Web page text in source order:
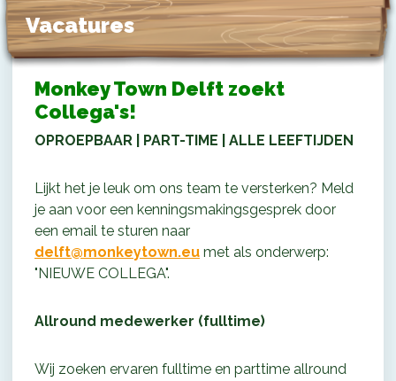
Vacatures
Monkey Town Delft zoekt
Collega's!
OPROEPBAAR | PART-TIME | ALLE LEEFTIJDEN
Lijkt het je leuk om ons team te versterken? Meld
je aan voor een kenningsmakingsgesprek door
een email te sturen naar
delft@monkeytown.eu met als onderwerp:
"NIEUWE COLLEGA".
Allround medewerker (fulltime)
Wij zoeken ervaren fulltime en parttime allround